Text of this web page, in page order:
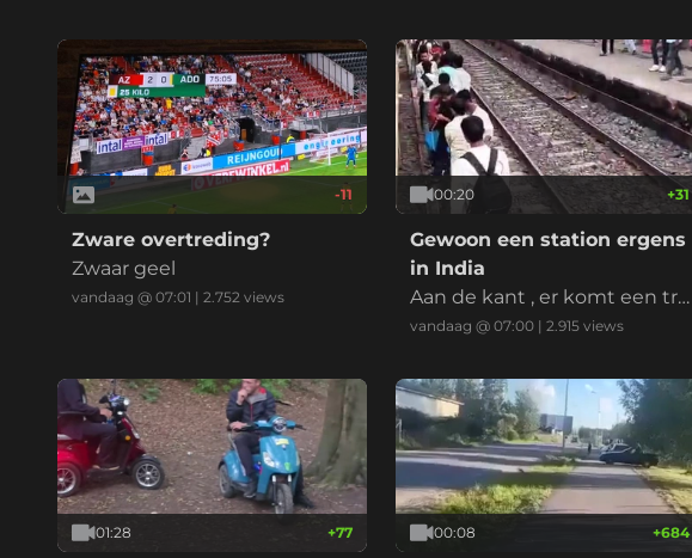
-11
Zware overtreding?
Zwaar geel
vandaag @ 07:01 | 2.752 views
00:20 +31
Gewoon een station ergens
in India
Aan de kant , er komt een tre
in.
vandaag @ 07:00| 2.915views
01:28 +77 00:08 +684